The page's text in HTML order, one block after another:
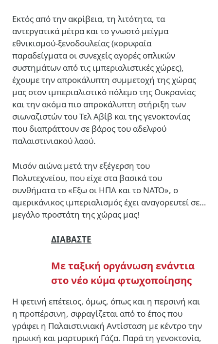
Εκτός από την ακρίβεια, τη λιτότητα, τα
αντεργατικά μέτρα και το γνωστό μείγμα
εθνικισμού-ξενοδουλείας (κορυφαία
παραδείγματα οι συνεχείς αγορές οπλικών
συστημάτων από τις ιμπεριαλιστικές χώρες),
έχουμε την απροκάλυπτη συμμετοχή της χώρας
μας στον ιμπεριαλιστικό πόλεμο της Ουκρανίας
και την ακόμα πιο απροκάλυπτη στήριξη των
σιωναζιστών του Τελ Αβίβ και της γενοκτονίας
που διαπράττουν σε βάρος του αδελφού
παλαιστινιακού λαού.
Μισόν αιώνα μετά την εξέγερση του
Πολυτεχνείου, που είχε στα βασικά του
συνθήματα το «Εξω οι ΗΠΑ και το ΝΑΤΟ», ο
αμερικάνικος ιμπεριαλισμός έχει αναγορευτεί σε…
μεγάλο προστάτη της χώρας μας!
ΔΙΑΒΑΣΤΕ
Με ταξική οργάνωση ενάντια
στο νέο κύμα φτωχοποίησης
Η φετινή επέτειος, όμως, όπως και η περσινή και
η προπέρσινη, σφραγίζεται από το έπος που
γράφει η Παλαιστινιακή Αντίσταση με κέντρο την
ηρωική και μαρτυρική Γάζα. Παρά τη γενοκτονία,